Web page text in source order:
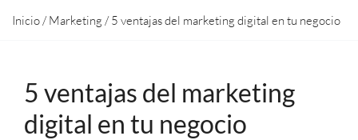
Inicio /Marketing /5 ventajas del marketing digital en tu negocio
5 ventajas del marketing
digital en tu negocio